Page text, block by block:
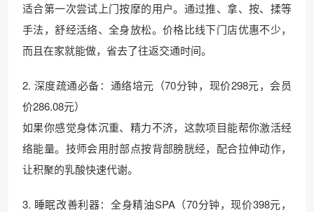
适合第一次尝试上门按摩的用户。通过推、拿、按、揉等
手法，舒经活络、全身放松。价格比线下门店优惠不少，
而且在家就能做，省去了往返交通时间。
2. 深度疏通必备：通络培元（70分钟，现价298元，会员
价286.08元）
如果你感觉身体沉重、精力不济，这款项目能帮你激活经
络能量。技师会用肘部点按背部膀胱经，配合拉伸动作，
让积聚的乳酸快速代谢。
3. 睡眠改善利器：全身精油SPA（70分钟，现价398元，